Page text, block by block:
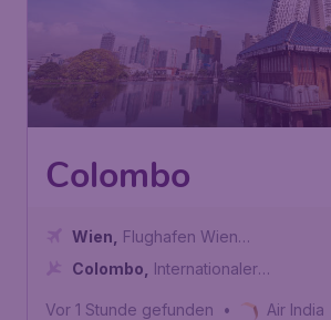
Colombo
Wien
Flughafen Wien
Schwechat
Colombo
Internationaler
Vor 1 Stunde gefunden • Air India